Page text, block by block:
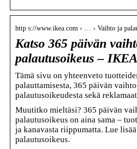
http s://www.ikea.com › … › Vaihto ja
Katso 365 päivän
palautusoikeus – IKEA
Tämä sivu on yhteenveto
palauttamisesta, 365 päivän
palautusoikeudesta sekä
Muutitko mieltäsi? 365 päivän
palautusoikeus on aina sama –
ja kanavasta riippumatta. Lue
palautusoikeus.